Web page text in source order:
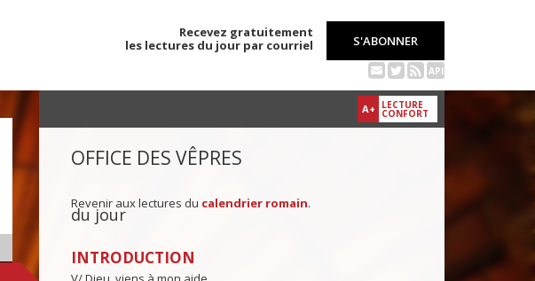
Recevez gratuitement
les lectures du jour par courriel
S'ABONNER
API
A+ LECTURE
CONFORT
OFFICE DES VÊPRES
Revenir aux lectures du calendrier romain.
du jour
INTRODUCTION